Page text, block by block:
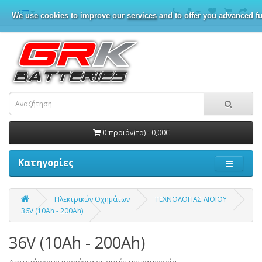
We use cookies to improve our servicesand to offer you advanced
0 προϊόν(τα) - 0,00€
Κατηγορίες
Ηλεκτρικών Οχημάτων
ΤΕΧΝΟΛΟΓΙΑΣ ΛΙΘΙΟΥ
36V (10Ah - 200Ah)
36V (10Ah - 200Ah)